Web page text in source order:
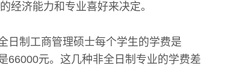
经济能力和专业喜好来决定。
日制工商管理硕士每个学生的学费是
66000元。这几种非全日制专业的学费差